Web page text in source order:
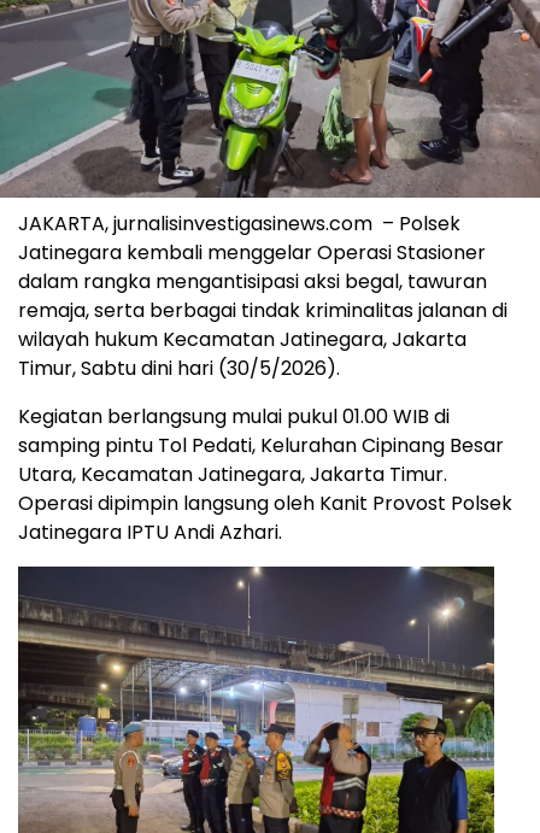
JAKARTA, jurnalisinvestigasinews.com – Polsek
Jatinegara kembali menggelar Operasi Stasioner
dalam rangka mengantisipasi aksi begal, tawuran
remaja, serta berbagai tindak kriminalitas jalanan di
wilayah hukum Kecamatan Jatinegara, Jakarta
Timur, Sabtu dini hari (30/5/2026).
Kegiatan berlangsung mulai pukul 01.00 WIB di
samping pintu Tol Pedati, Kelurahan Cipinang Besar
Utara, Kecamatan Jatinegara, Jakarta Timur.
Operasi dipimpin langsung oleh Kanit Provost Polsek
Jatinegara IPTU Andi Azhari.